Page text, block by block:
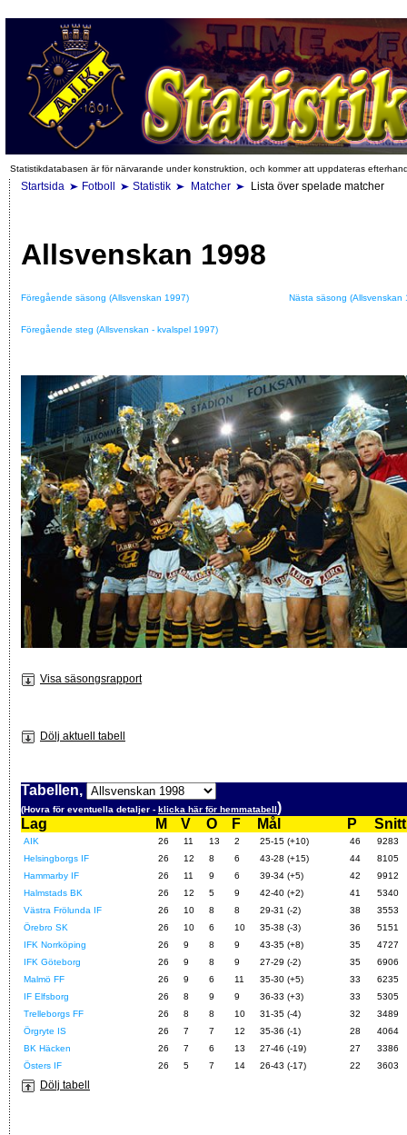
Statistikdatabasen är för närvarande under konstruktion, och kommer att uppdateras
Startsida Fotboll Statistik Matcher Lista över spelade matcher
Allsvenskan 1998
Föregående säsong (Allsvenskan 1997) Nästa säsong (Allsvenskan
Föregående steg (Allsvenskan - kvalspel 1997)
Visa säsongsrapport
Dölj aktuell tabell
Tabellen,
(Hovra för eventuella detaljer - klicka här för hemmatabell)
Lag
M V O F Mål P Snitt
AIK 26 11 13 2 25-15 (+10) 46
9283
Helsingborgs IF
26 12 8 6 43-28 (+15) 44
8105
Hammarby IF
26 11 9 6 39-34 (+5) 42
9912
Halmstads BK
26 12 5 9 42-40 (+2) 41
5340
Västra Frölunda IF
26 10 8 8 29-31 (-2) 38
3553
Örebro SK
26 10 6 10 35-38 (-3) 36
5151
IFK Norrköping
26 9 8 9 43-35 (+8) 35
4727
IFK Göteborg
26 9 8 9 27-29 (-2) 35
6906
Malmö FF
26 9 6 11 35-30 (+5) 33
6235
IF Elfsborg
26 8 9 9 36-33 (+3) 33
5305
Trelleborgs FF
26 8 8 10 31-35 (-4) 32
3489
Örgryte IS
26 7 7 12 35-36 (-1) 28
4064
BK Häcken
26 7 6 13 27-46 (-19) 27
3386
Östers IF
26 5 7 14 26-43 (-17) 22 3603
Dölj tabell